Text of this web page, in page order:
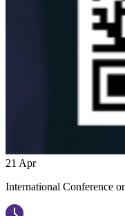
21 Apr
International Conference